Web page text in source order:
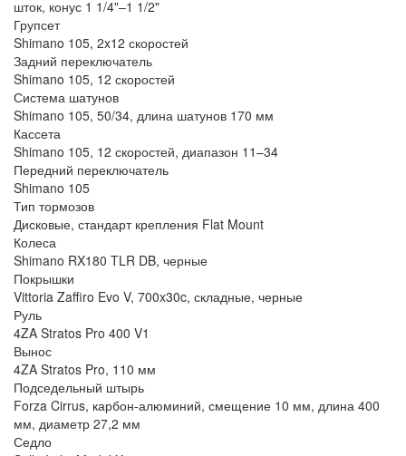
шток, конус 1 1/4"–1 1/2"
Групсет
Shimano 105, 2x12 скоростей
Задний переключатель
Shimano 105, 12 скоростей
Система шатунов
Shimano 105, 50/34, длина шатунов 170 мм
Кассета
Shimano 105, 12 скоростей, диапазон 11–34
Передний переключатель
Shimano 105
Тип тормозов
Дисковые, стандарт крепления Flat Mount
Колеса
Shimano RX180 TLR DB, черные
Покрышки
Vittoria Zaffiro Evo V, 700x30c, складные, черные
Руль
4ZA Stratos Pro 400 V1
Вынос
4ZA Stratos Pro, 110 мм
Подседельный штырь
Forza Cirrus, карбон-алюминий, смещение 10 мм, длина 400
мм, диаметр 27,2 мм
Седло